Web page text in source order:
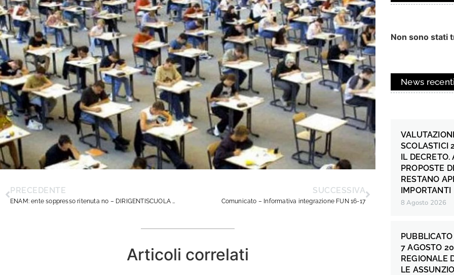
PRECEDENTE
ENAM: ente soppresso ritenuta no – DIRIGENTISCUOLA decide di porre fine all’indebito prelievo
SUCCESSIVA
Comunicato – Informativa integrazione FUN 16-17
Articoli correlati
Non sono stati
News
SCOLASTICI
IL DECRETO.
PROPOSTE
RESTANO
IMPORTANTI
8 Agosto 2026
7 AGOSTO
REGIONALE
LE